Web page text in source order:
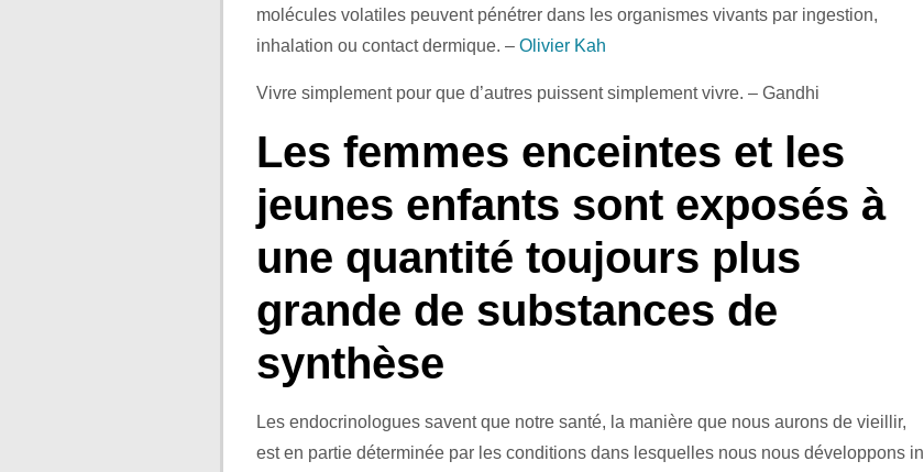
molécules volatiles peuvent pénétrer dans les organismes vivants par ingestion,
inhalation ou contact dermique. – Olivier Kah
Vivre simplement pour que d’autres puissent simplement vivre. – Gandhi
Les femmes enceintes et les
jeunes enfants sont exposés à
une quantité toujours plus
grande de substances de
synthèse
Les endocrinologues savent que notre santé, la manière que nous aurons de vieillir,
est en partie déterminée par les conditions dans lesquelles nous nous développons in